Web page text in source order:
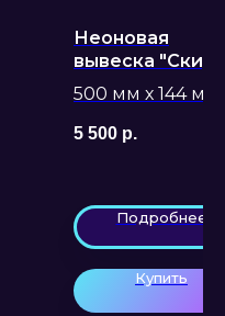
Неоновая
вывеска
500 мм х 144 мм
5 500 р.
Подробнее
Купить